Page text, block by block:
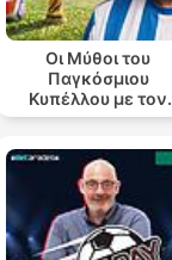
Οι Μύθοι του
Παγκόσμιου
Κυπέλλου με τον
Θανάση Λάλα